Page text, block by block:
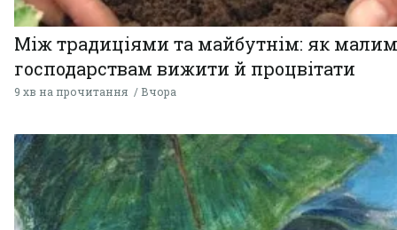
Між традиціями та майбутнім: як малим
господарствам вижити й процвітати
9 хв на прочитання Вчора